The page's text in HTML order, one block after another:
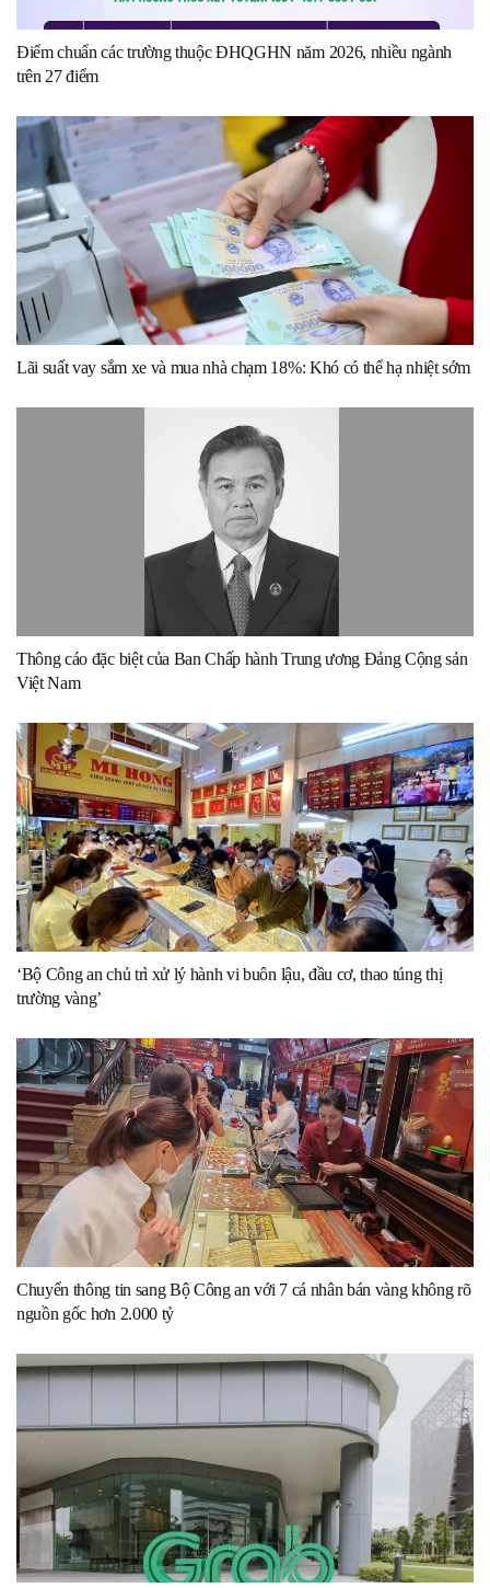
Điểm chuẩn các trường thuộc ĐHQGHN năm 2026, nhiều ngành
trên 27 điểm
Lãi suất vay sắm xe và mua nhà chạm 18%: Khó có thể hạ nhiệt sớm
Thông cáo đặc biệt của Ban Chấp hành Trung ương Đảng Cộng sản
Việt Nam
‘Bộ Công an chủ trì xử lý hành vi buôn lậu, đầu cơ, thao túng thị
trường vàng’
Chuyển thông tin sang Bộ Công an với 7 cá nhân bán vàng không rõ
nguồn gốc hơn 2.000 tỷ